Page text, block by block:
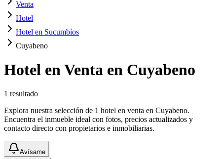
Venta
Hotel
Hotel en Sucumbíos
Cuyabeno
Hotel en Venta en Cuyabeno
1 resultado
Explora nuestra selección de 1 hotel en venta en Cuyabeno.
Encuentra el inmueble ideal con fotos, precios actualizados y
contacto directo con propietarios e inmobiliarias.
Avísame